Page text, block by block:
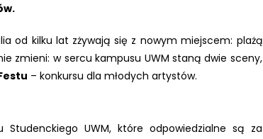
od kilku lat zżywają się z nowym miejscem: plażą
zmieni: w sercu kampusu UWM staną dwie sceny,
– konkursu dla młodych artystów.
UWM, które odpowiedzialne są za